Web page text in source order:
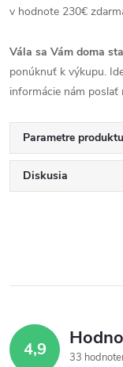
v hodnote 230€
Vála sa Vám doma
ponúknuť k výkupu.
informácie nám poslať
Parametre produktu
Diskusia
4,9
33